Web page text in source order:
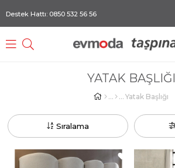
Destek Hattı: 0850 532 56 56
YATAK BAŞLIĞI
Yatak Başlığı
Sıralama